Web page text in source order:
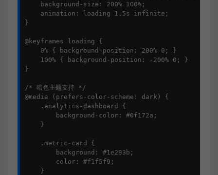
    background-size: 200% 100%;
    animation: loading 1.5s infinite;
}
@keyframes loading {
    0% { background-position: 200% 0; }
    100% { background-position: -200% 0; }
}
/* 暗色主题支持 */
@media (prefers-color-scheme: dark) {
    .analytics-dashboard {
        background-color: #0f172a;
    }
    .metric-card {
        background: #1e293b;
        color: #f1f5f9;
    }